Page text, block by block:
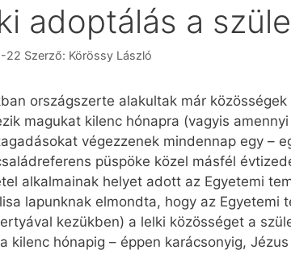
adoptálás a
22 Szerző: Körössy László
országszerte alakultak már
magukat kilenc hónapra (vagyis
végezzenek mindennap egy –
püspöke közel másfél
alkalmainak helyet adott az Egyetemi
lapunknak elmondta, hogy az
kezükben) a lelki közösséget a
kilenc hónapig – éppen karácsonyig,